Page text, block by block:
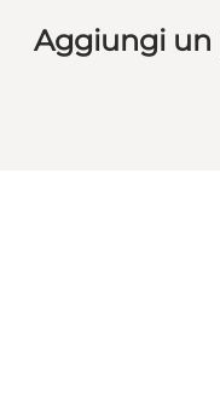
Aggiungi un